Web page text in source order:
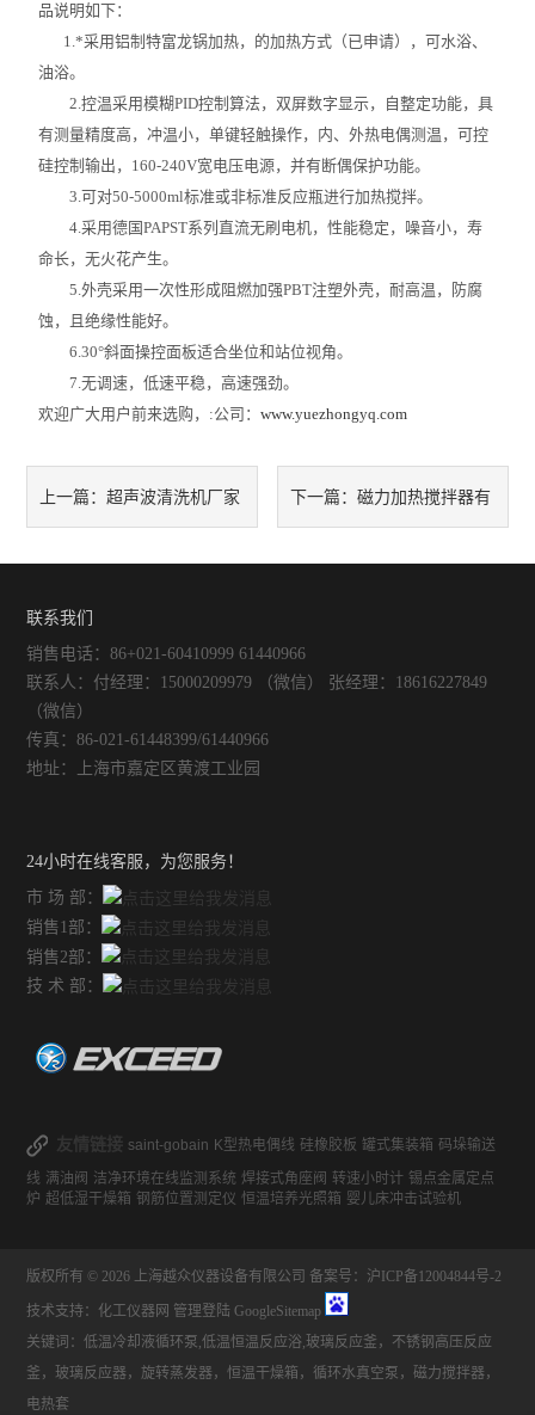
高低温循环一体机
不锈钢高压反应釜
电热套
恒温干燥箱
循环水真空泵
旋片式真空泵/油泵
智能控温仪
油、水浴锅
电动搅拌器
水热合成反应釜/消解罐
紫外分析仪
微波化学反应器
药物透皮实验仪
不锈钢常压反应釜
品说明如下：
1.*采用铝制特富龙锅加热，的加热方式（已申请），可水浴、
油浴。
2.控温采用模糊PID控制算法，双屏数字显示，自整定功能，具
有测量精度高，冲温小，单键轻触操作，内、外热电偶测温，可控
硅控制输出，160-240V宽电压电源，并有断偶保护功能。
3.可对50-5000ml标准或非标准反应瓶进行加热搅拌。
4.采用德国PAPST系列直流无刷电机，性能稳定，噪音小，寿
命长，无火花产生。
5.外壳采用一次性形成阻燃加强PBT注塑外壳，耐高温，防腐
蚀，且绝缘性能好。
6.30°斜面操控面板适合坐位和站位视角。
7.无调速，低速平稳，高速强劲。
欢迎广大用户前来选购，:公司：www.yuezhongyq.com
上一篇：超声波清洗机厂家 下一篇： 磁力加热搅拌器有
联系我们
销售电话：86+021-60410999 61440966
联系人：付经理：15000209979 （微信） 张经理：18616227849
（微信）
传真：86-021-61448399/61440966
地址：上海市嘉定区黄渡工业园
24小时在线客服，为您服务！
市 场 部：
销售1部：
销售2部：
技 术 部：
友情链接 saint-gobain K型热电偶线 硅橡胶板 罐式集装箱 码垛输送
线 满油阀 洁净环境在线监测系统 焊接式角座阀 转速小时计 锡点金属定点
炉 超低湿干燥箱 钢筋位置测定仪 恒温培养光照箱 婴儿床冲击试验机
版权所有 © 2026 上海越众仪器设备有限公司 备案号：沪ICP备12004844号-2
技术支持： 化工仪器网 管理登陆 GoogleSitemap
关键词：低温冷却液循环泵,低温恒温反应浴,玻璃反应釜，不锈钢高压反应
釜，玻璃反应器，旋转蒸发器，恒温干燥箱，循环水真空泵，磁力搅拌器，
电热套